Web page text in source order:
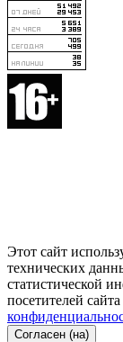
Этот сайт
технических
статистической
посетителей
Согласен (на)